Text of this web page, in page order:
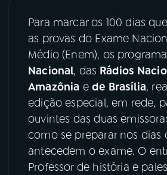
04PROGRAMAS
05PODCASTS
06 VIDEOCASTS
07ÚLTIMAS
Para marcar os 100 dias
as provas do Exame
Médio (Enem), os
Nacional, das Rádios
Amazônia e de Brasília,
edição especial, em rede,
ouvintes das duas
como se preparar nos dias
antecedem o exame. O
Professor de história e